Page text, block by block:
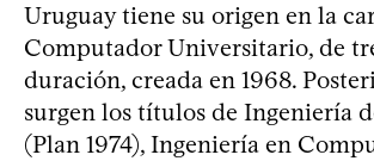
Uruguay tiene su origen en la
Computador Universitario, de
duración, creada en 1968.
surgen los títulos de Ingeniería
(Plan 1974), Ingeniería en